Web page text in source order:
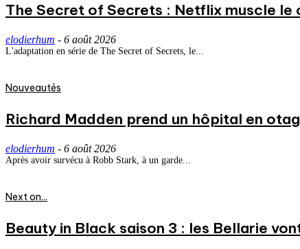
The Secret of Secrets : Netflix muscle le
elodierhum - 6 août 2026
L'adaptation en série de The Secret of Secrets, le...
Nouveautés
Richard Madden prend un hôpital en
elodierhum - 6 août 2026
Après avoir survécu à Robb Stark, à un garde...
Next on...
Beauty in Black saison 3 : les Bellarie